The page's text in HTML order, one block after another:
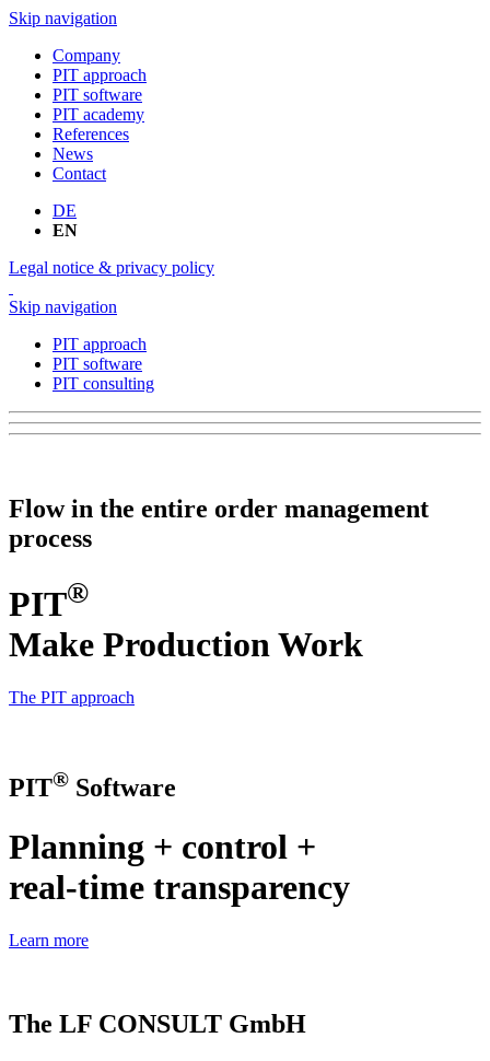
Skip navigation
Company
PIT approach
PIT software
PIT academy
References
News
Contact
DE
EN
Legal notice & privacy policy
Skip navigation
PIT approach
PIT software
PIT consulting
Flow in the entire order management
process
PIT®
Make Production Work
The PIT approach
PIT® Software
Planning + control +
real-time transparency
Learn more
The LF CONSULT GmbH